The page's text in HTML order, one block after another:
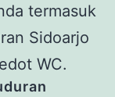
termasuk
Sidoarjo
WC.